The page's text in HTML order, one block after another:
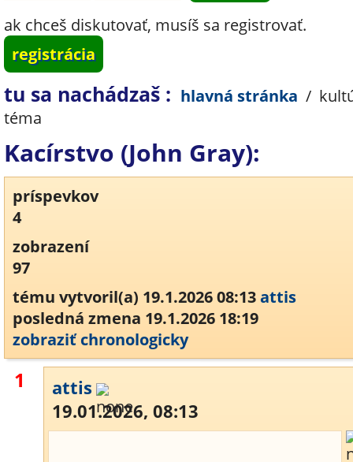
ak chceš diskutovať, musíš sa registrovať.
registrácia
tu sa nachádzaš : hlavná stránka /
téma
Kacírstvo (John Gray):
príspevkov
4
zobrazení
97
tému vytvoril(a) 19.1.2026 08:13attis
posledná zmena 19.1.2026 18:19
zobraziť chronologicky
1
attis
19.01.2026, 08:13